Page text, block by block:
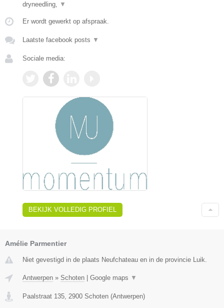
dryneedling, ▼
Er wordt gewerkt op afspraak.
Laatste facebook posts ▼
Sociale media:
BEKIJK VOLLEDIG PROFIEL
Amélie Parmentier
Niet gevestigd in de plaats Neufchateau en in de provincie Luik.
Antwerpen » Schoten Google maps ▼
Paalstraat 135 2900 Schoten (Antwerpen)